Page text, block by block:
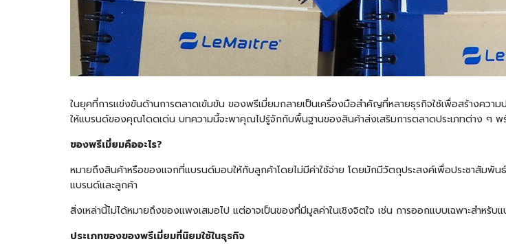
ในยุคที่การแข่งขันด้านการตลาดเข้มข้น ของพรีเมี่ยมกลายเป็นเครื่องมือสำคัญที่หลายธุรกิจใช้เพื่อสร้างควา
ให้แบรนด์ของคุณโดดเด่น บทความนี้จะพาคุณไปรู้จักกับพื้นฐานของสินค้าส่งเสริมการตลาดประเภทต่าง ๆ พร้
ของพรีเมี่ยมคืออะไร?
หมายถึงสินค้าหรือของแจกที่แบรนด์มอบให้กับลูกค้าโดยไม่มีค่าใช้จ่าย โดยมักมีวัตถุประสงค์เพื่อประชาสัมพั
แบรนด์และลูกค้า
สิ่งเหล่านี้ไม่ได้หมายถึงของแพงเสมอไป แต่อาจเป็นของที่มีมูลค่าในเชิงจิตใจ เช่น การออกแบบเฉพาะสำหรับ
ประเภทของของพรีเมี่ยมที่นิยมใช้ในธุรกิจ